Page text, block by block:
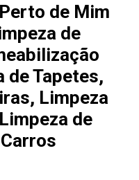
de Mim
de
de Tapetes,
Limpeza
de